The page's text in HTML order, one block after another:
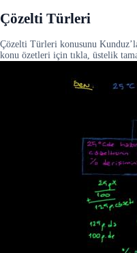
Çözelti Türleri
Çözelti Türleri konusunu
konu özetleri için tıkla, üstelik